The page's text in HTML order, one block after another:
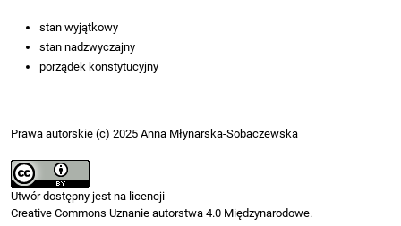
stan wyjątkowy
stan nadzwyczajny
porządek konstytucyjny
Prawa autorskie (c) 2025 Anna Młynarska-Sobaczewska
Utwór dostępny jest na licencji
Creative Commons Uznanie autorstwa 4.0 Międzynarodowe.